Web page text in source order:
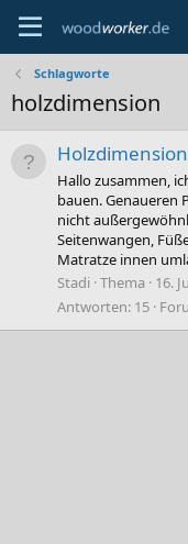
Schlagworte
holzdimension
Hallo zusammen,
bauen. Genaueren
nicht
Seitenwangen,
Matratze innen
Stadi Thema 16.
Antworten: 15